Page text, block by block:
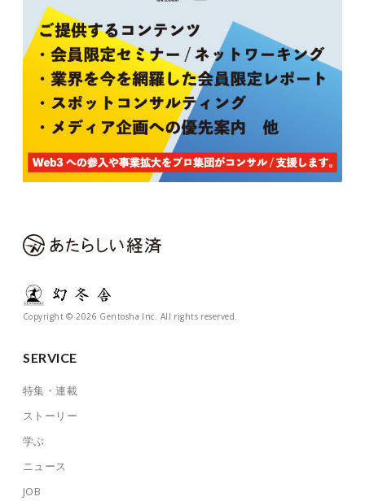
Copyright © 2026 Gentosha Inc. All rights reserved.
SERVICE
特集・連載
ストーリー
学ぶ
ニュース
JOB